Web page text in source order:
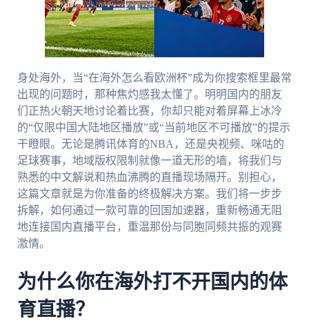
身处海外，当“在海外怎么看欧洲杯”成为你搜索框里最常
出现的问题时，那种焦灼感我太懂了。明明国内的朋友
们正热火朝天地讨论着比赛，你却只能对着屏幕上冰冷
的“仅限中国大陆地区播放”或“当前地区不可播放”的提示
干瞪眼。无论是腾讯体育的NBA，还是央视频、咪咕的
足球赛事，地域版权限制就像一道无形的墙，将我们与
熟悉的中文解说和热血沸腾的直播现场隔开。别担心，
这篇文章就是为你准备的终极解决方案。我们将一步步
拆解，如何通过一款可靠的回国加速器，重新畅通无阻
地连接国内直播平台，重温那份与同胞同频共振的观赛
激情。
为什么你在海外打不开国内的体
育直播？